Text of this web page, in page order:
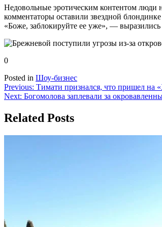
Недовольные эротическим контентом люди
комментаторы оставили звездной
«Боже, заблокируйте ее уже», — выразились
0
Posted in Шоу-бизнес
Навигация
по
записям
Previous: Тимати признался, что пришел на
Next: Богомолова заплевали за
Related Posts